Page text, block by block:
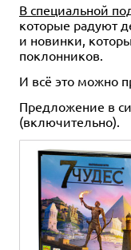
В специальной
которые радуют
и новинки,
поклонников.
И всё это можно
Предложение в
(включительно).